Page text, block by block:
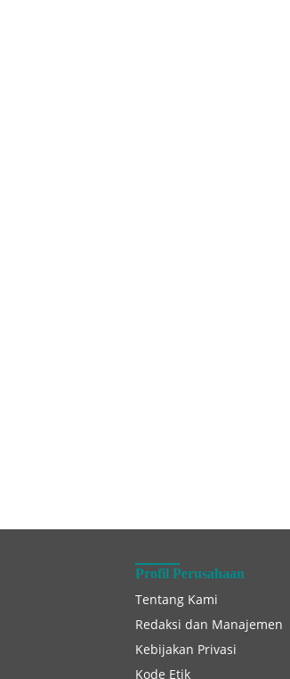
Profil Perusahaan
Tentang Kami
Redaksi dan Manajemen
Kebijakan Privasi
Kode Etik